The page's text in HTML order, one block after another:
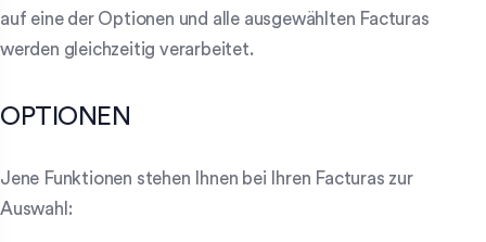
auf eine der Optionen und alle ausgewählten Facturas
werden gleichzeitig verarbeitet.
OPTIONEN
Jene Funktionen stehen Ihnen bei Ihren Facturas zur
Auswahl: